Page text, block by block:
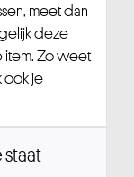
meet dan
deze
item. Zo weet
ook je